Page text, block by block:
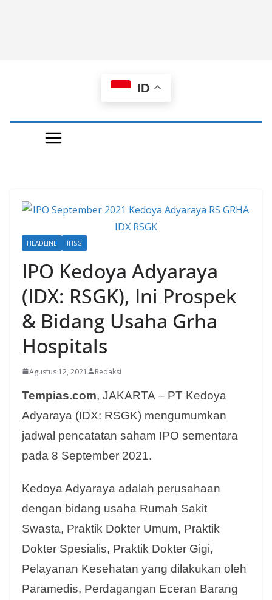
ID
HEADLINE IHSG
IPO Kedoya Adyaraya
(IDX: RSGK), Ini Prospek
& Bidang Usaha Grha
Hospitals
Agustus 12, 2021 Redaksi
Tempias.com, JAKARTA – PT Kedoya
Adyaraya (IDX: RSGK) mengumumkan
jadwal pencatatan saham IPO sementara
pada 8 September 2021.
Kedoya Adyaraya adalah perusahaan
dengan bidang usaha Rumah Sakit
Swasta, Praktik Dokter Umum, Praktik
Dokter Spesialis, Praktik Dokter Gigi,
Pelayanan Kesehatan yang dilakukan oleh
Paramedis, Perdagangan Eceran Barang